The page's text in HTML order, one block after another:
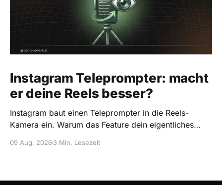
Instagram Teleprompter: macht
er deine Reels besser?
Instagram baut einen Teleprompter in die Reels-
Kamera ein. Warum das Feature dein eigentliches
nutzt.
09 Aug. 20263 Min. Lesezeit